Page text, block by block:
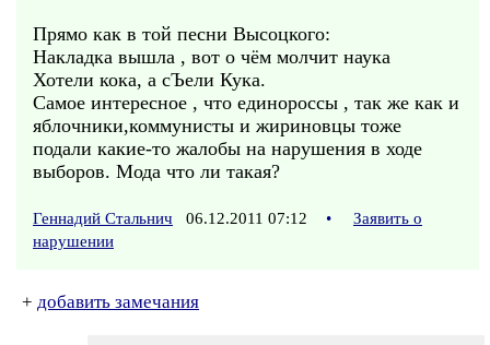
Прямо как в той песни Высоцкого:
Накладка вышла , вот о чём молчит наука
Хотели кока, а сЪели Кука.
Самое интересное , что единороссы , так же как и
яблочники,коммунисты и жириновцы тоже
подали какие-то жалобы на нарушения в ходе
выборов. Мода что ли такая?
Геннадий Стальнич 06.12.2011 07:12 •
Заявить о
нарушении
+ добавить замечания